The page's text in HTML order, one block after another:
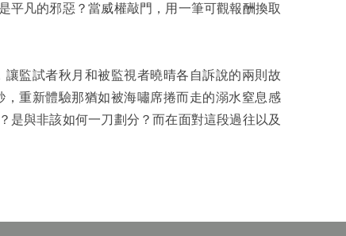
平凡的邪惡？當威權敲門，用一筆可觀報酬換取
監試者秋月和被監視者曉晴各自訴說的兩則故
重新體驗那猶如被海嘯席捲而走的溺水窒息感
是與非該如何一刀劃分？而在面對這段過往以及